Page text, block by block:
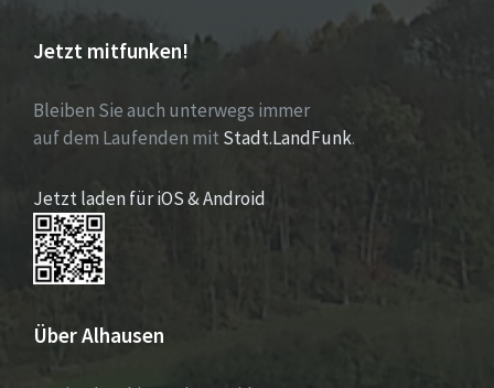
Jetzt mitfunken!
Bleiben Sie auch unterwegs immer
auf dem Laufenden mit Stadt.LandFunk.
Jetzt laden für iOS & Android
Über Alhausen